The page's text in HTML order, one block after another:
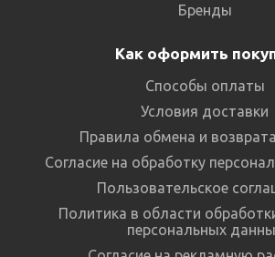
Бренды
Как оформить
Способы оплаты
Условия доставки
Правила обмена и
Согласие на обработку
Пользовательское
Политика в области
персональных